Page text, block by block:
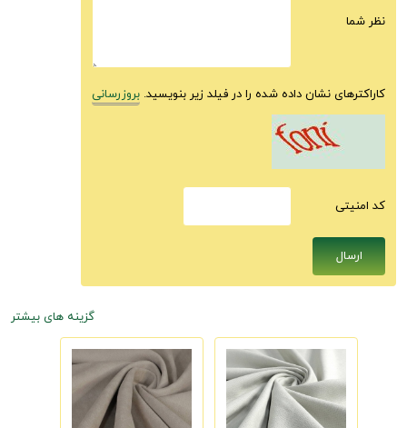
نظر شما
کاراکترهای نشان داده شده را در فیلد زیر بنویسید. بروزرسانی
كد امنيتى
گزینه های بیشتر